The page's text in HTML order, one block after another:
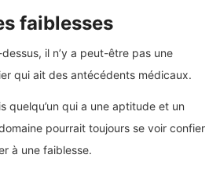
faiblesses
il n’y a peut-être pas une
qui ait des antécédents médicaux.
quelqu’un qui a une aptitude et un
pourrait toujours se voir confier
à une faiblesse.